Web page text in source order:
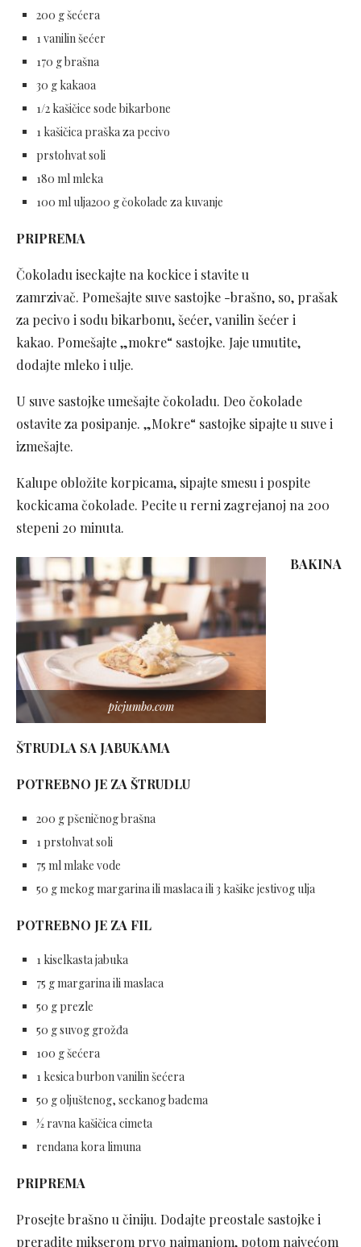
200 g šećera
1 vanilin šećer
170 g brašna
30 g kakaoa
1/2 kašičice sode bikarbone
1 kašičica praška za pecivo
prstohvat soli
180 ml mleka
100 ml ulja200 g čokolade za kuvanje
PRIPREMA
Čokoladu iseckajte na kockice i stavite u
zamrzivač. Pomešajte suve sastojke -brašno, so, prašak
za pecivo i sodu bikarbonu, šećer, vanilin šećer i
kakao. Pomešajte „mokre“ sastojke. Jaje umutite,
dodajte mleko i ulje.
U suve sastojke umešajte čokoladu. Deo čokolade
ostavite za posipanje. „Mokre“ sastojke sipajte u suve i
izmešajte.
Kalupe obložite korpicama, sipajte smesu i pospite
kockicama čokolade. Pecite u rerni zagrejanoj na 200
stepeni 20 minuta.
picjumbo.com
BAKINA
ŠTRUDLA SA JABUKAMA
POTREBNO JE ZA ŠTRUDLU
200 g pšeničnog brašna
1 prstohvat soli
75 ml mlake vode
50 g mekog margarina ili maslaca ili 3 kašike jestivog ulja
POTREBNO JE ZA FIL
1 kiselkasta jabuka
75 g margarina ili maslaca
50 g prezle
50 g suvog grožđa
100 g šećera
1 kesica burbon vanilin šećera
50 g oljuštenog, seckanog badema
½ ravna kašičica cimeta
rendana kora limuna
PRIPREMA
Prosejte brašno u činiju. Dodajte preostale sastojke i
preradite mikserom prvo najmanjom, potom najvećom